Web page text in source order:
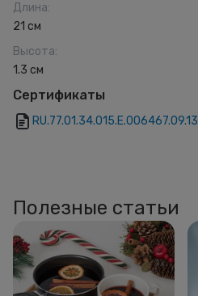
Длина:
21 см
Высота:
1.3 см
Сертификаты
RU.77.01.34.015.Е.006467.09.13
Полезные статьи